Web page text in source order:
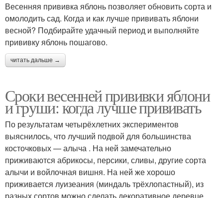
Весенняя прививка яблонь позволяет обновить сорта и
омолодить сад. Когда и как лучше прививать яблони
весной? Подбирайте удачный период и выполняйте
прививку яблонь пошагово.
читать дальше →
Сроки весенней прививки яблони
и груши: когда лучше прививать
По результатам четырёхлетних экспериментов
выяснилось, что лучший подвой для большинства
косточковых — алыча . На ней замечательно
приживаются абрикосы, персики, сливы, другие сорта
алычи и войлочная вишня. На ней же хорошо
приживается луизеания (миндаль трёхлопастный), из